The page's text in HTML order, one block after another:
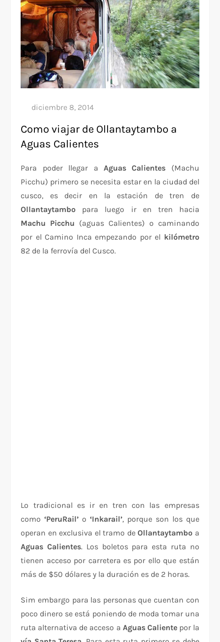
Como viajar de Ollantaytambo a
Aguas Calientes
Para poder llegar a Aguas Calientes (Machu
Picchu) primero se necesita estar en la ciudad del
cusco, es decir en la estación de tren de
Ollantaytambo para luego ir en tren hacia
Machu Picchu (aguas Calientes) o caminando
por el Camino Inca empezando por el kilómetro
82 de la ferrovía del Cusco.
Lo tradicional es ir en tren con las empresas
como‘PeruRail’ o‘Inkarail’, porque son los que
operan en exclusiva el tramo deOllantaytambo a
Aguas Calientes. Los boletos para esta ruta no
tienen acceso por carretera es por ello que están
más de $50 dólares y la duración es de 2 horas.
Sim embargo para las personas que cuentan con
poco dinero se está poniendo de moda tomar una
ruta alternativa de acceso a Aguas Calientepor la